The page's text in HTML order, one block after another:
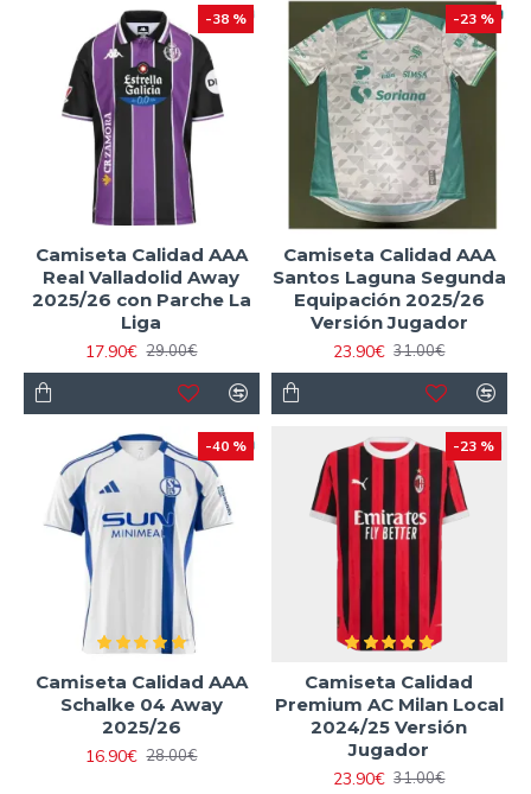
-38 %
Camiseta Calidad AAA
Real Valladolid Away
2025/26 con Parche La
Liga
17.90€ 29.00€
-23 %
Camiseta Calidad AAA
Santos Laguna Segunda
Equipación 2025/26
Versión Jugador
23.90€ 31.00€
-40 %
Camiseta Calidad AAA
Schalke 04 Away
2025/26
16.90€ 28.00€
-23 %
Camiseta Calidad
Premium AC Milan Local
2024/25 Versión
Jugador
23.90€ 31.00€